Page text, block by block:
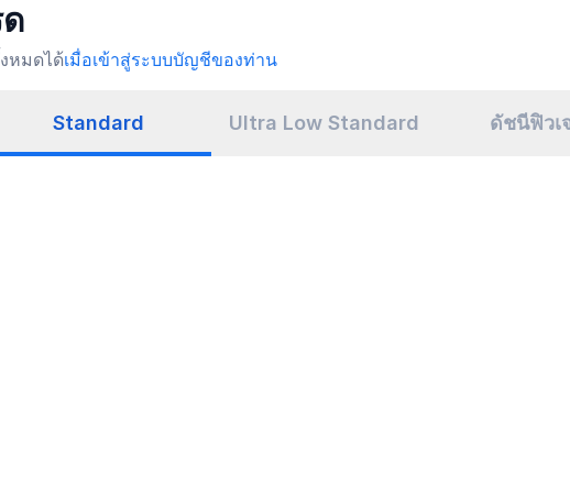
หมดได้เมื่อเข้าสู่ระบบบัญชีของท่าน
Standard Ultra Low Standard ดัชนีฟิวเ